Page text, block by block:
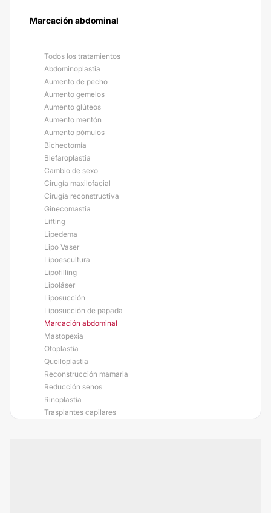
Marcación abdominal
Todos los tratamientos
Abdominoplastia
Aumento de pecho
Aumento gemelos
Aumento glúteos
Aumento mentón
Aumento pómulos
Bichectomía
Blefaroplastia
Cambio de sexo
Cirugía maxilofacial
Cirugía reconstructiva
Ginecomastia
Lifting
Lipedema
Lipo Vaser
Lipoescultura
Lipofilling
Lipoláser
Liposucción
Liposucción de papada
Marcación abdominal
Mastopexia
Otoplastia
Queiloplastia
Reconstrucción mamaria
Reducción senos
Rinoplastia
Trasplantes capilares